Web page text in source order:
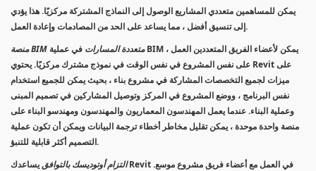
يمكن للمساهمين متعددي المشاريع الوصول إلى النماذج المشتركة مركزيًا. هذا يؤدي
إلى تنسيق أفضل ، مما يساعد على الحد من المصادمات وإعادة العمل.
منصة BIM متعددة المسارات في عملية BIM ، يمكن لأعضاء الفريق المتعددين العمل
على نفس المشروع في نفس الوقت في نموذج مشترك مركزيًا. يحتوي Revit على
ميزات لجميع التخصصات المشاركة في مشروع بناء ، بحيث يمكن للجميع استخدام
نفس البرنامج ، ووضع المشروع في المركز وتوصيل المشاركين في تصميم المبنى
وعملية البناء. عندما يعمل المهندسون المعماريون والمهندسون ومهندسو البناء على
منصة واحدة موحدة ، يمكن تقليل مخاطر أخطاء ترجمة البيانات ويمكن أن تكون عملية
التصميم أكثر قابلية للتنبؤ.
التزام أوتوديسك بالتوافقيساعدك Revit في العمل مع أعضاء فريق مشروع موسع.